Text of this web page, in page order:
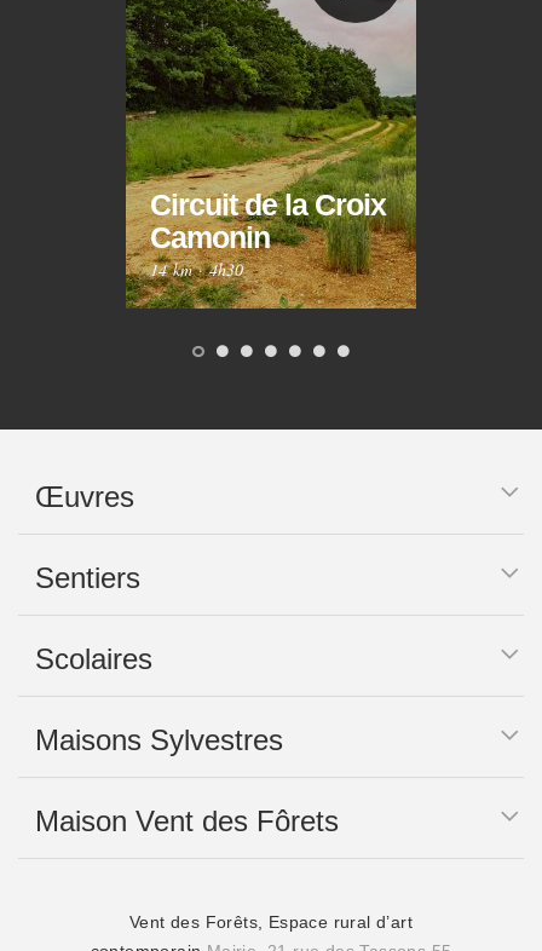
Circuit de la Croix
Camonin
14 km·4h30
Œuvres
Sentiers
Scolaires
Maisons Sylvestres
Maison Vent des Fôrets
Vent des Forêts, Espace rural d’art